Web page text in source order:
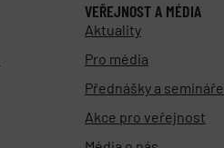
VEŘEJNOST A MÉDIA
Aktuality
Pro média
Přednášky a semináře
Akce pro veřejnost